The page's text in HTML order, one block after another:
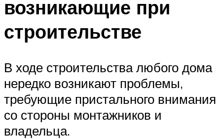
возникающие при
строительстве
В ходе строительства любого дома
нередко возникают проблемы,
требующие пристального внимания
со стороны монтажников и
владельца.